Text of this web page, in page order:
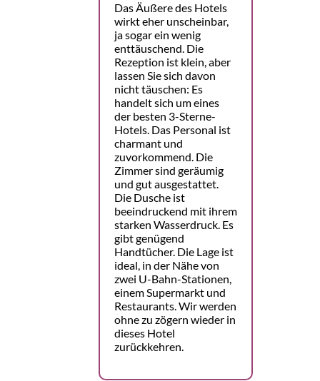
Das Äußere des Hotels
wirkt eher unscheinbar,
ja sogar ein wenig
enttäuschend. Die
Rezeption ist klein, aber
lassen Sie sich davon
nicht täuschen: Es
handelt sich um eines
der besten 3-Sterne-
Hotels. Das Personal ist
charmant und
zuvorkommend. Die
Zimmer sind geräumig
und gut ausgestattet.
Die Dusche ist
beeindruckend mit ihrem
starken Wasserdruck. Es
gibt genügend
Handtücher. Die Lage ist
ideal, in der Nähe von
zwei U-Bahn-Stationen,
einem Supermarkt und
Restaurants. Wir werden
ohne zu zögern wieder in
dieses Hotel
zurückkehren.